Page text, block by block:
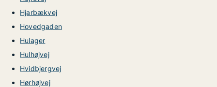
Hjarbækvej
Hovedgaden
Hulager
Hulhøjvej
Hvidbjergvej
Hørhøjvej